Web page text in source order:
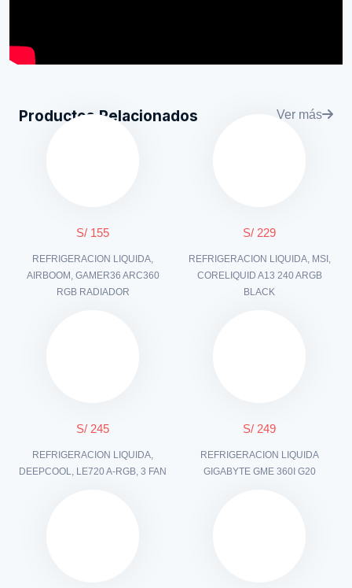
Productos Relacionados Ver más
S/ 155
REFRIGERACION LIQUIDA,
AIRBOOM, GAMER36 ARC360
RGB RADIADOR
S/ 229
REFRIGERACION LIQUIDA, MSI,
CORELIQUID A13 240 ARGB
BLACK
S/ 245
REFRIGERACION LIQUIDA,
DEEPCOOL, LE720 A-RGB, 3 FAN
S/ 249
REFRIGERACION LIQUIDA
GIGABYTE GME 360I G20